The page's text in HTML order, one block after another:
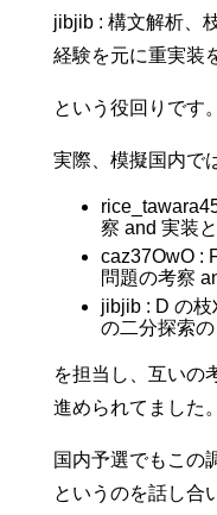
jibjib : 構文解析、
経験を元に重実装
という役回りです。
実際、模擬国内で
察 and 実装
caz37OwO :
問題の考察
jibjib : D の
の二分探索
を担当し、互いの
進められてました。
国内予選でもこの
というのを話し合